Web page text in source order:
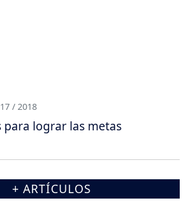
/ 2018
para lograr las metas
+ ARTÍCULOS